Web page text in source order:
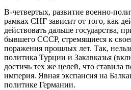
В-четвертых, развитие военно-
рамках СНГ зависит от того, как
действовать дальше государства,
бывшего СССР, стремящиеся к
поражения прошлых лет. Так,
политика Турции и Закавказья
достичь тех же целей, что ставила
империя. Явная экспансия на
политике Германии.